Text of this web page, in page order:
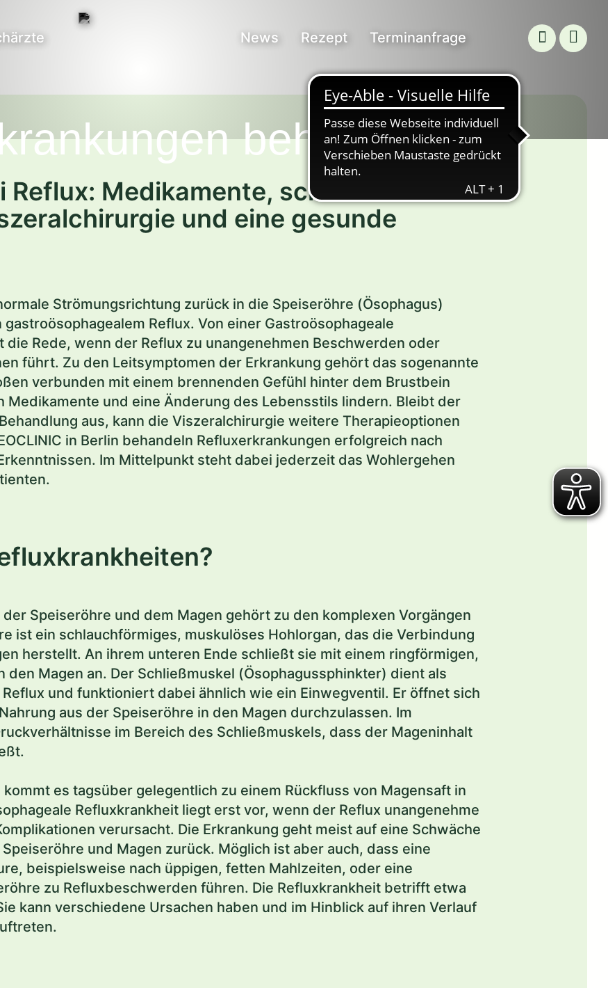
News Rezept Terminanfrage
behandeln
Reflux: Medikamente, schonende
und eine gesunde
Strömungsrichtung zurück in die Speiseröhre (Ösophagus)
Reflux. Von einer Gastroösophageale
die Rede, wenn der Reflux zu unangenehmen Beschwerden oder
führt. Zu den Leitsymptomen der Erkrankung gehört das sogenannte
verbunden mit einem brennenden Gefühl hinter dem Brustbein
Medikamente und eine Änderung des Lebensstils lindern. Bleibt der
aus, kann die Viszeralchirurgie weitere Therapieoptionen
in Berlin behandeln Refluxerkrankungen erfolgreich nach
Im Mittelpunkt steht dabei jederzeit das Wohlergehen
Speiseröhre und dem Magen gehört zu den komplexen Vorgängen
ist ein schlauchförmiges, muskulöses Hohlorgan, das die Verbindung
herstellt. An ihrem unteren Ende schließt sie mit einem ringförmigen,
den Magen an. Der Schließmuskel (Ösophagussphinkter) dient als
und funktioniert dabei ähnlich wie ein Einwegventil. Er öffnet sich
aus der Speiseröhre in den Magen durchzulassen. Im
im Bereich des Schließmuskels, dass der Mageninhalt
es tagsüber gelegentlich zu einem Rückfluss von Magensaft in
Refluxkrankheit liegt erst vor, wenn der Reflux unangenehme
verursacht. Die Erkrankung geht meist auf eine Schwäche
und Magen zurück. Möglich ist aber auch, dass eine
beispielsweise nach üppigen, fetten Mahlzeiten, oder eine
zu Refluxbeschwerden führen. Die Refluxkrankheit betrifft etwa
kann verschiedene Ursachen haben und im Hinblick auf ihren Verlauf